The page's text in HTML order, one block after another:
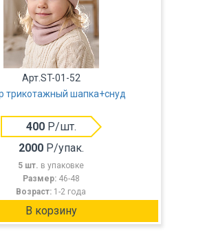
Арт.ST-01-52
трикотажный шапка+снуд
400Р/шт.
2000Р/упак.
5 шт. в упаковке
Размер: 46-48
Возраст: 1-2 года